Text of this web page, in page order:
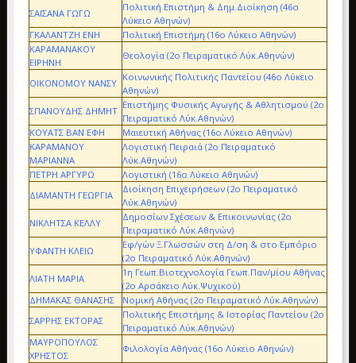
ΣΑΪΣΑΝΑ ΓΩΓΩ
Πολιτική Επιστήμη & Δημ.Διοίκηση (46ο
Λύκειο Αθηνών)
ΓΚΑΛΑΝΤΖΗ ΕΝΗ
Πολιτική Επιστήμη (16ο Λύκειο Αθηνών)
ΚΑΡΑΜΑΝΑΚΟΥ
ΕΙΡΗΝΗ
Θεολογία (2ο Πειραματικό Λύκ.Αθηνών)
ΟΙΚΟΝΟΜΟΥ ΝΑΝΣΥ
Κοινωνικής Πολιτικής Παντείου (46ο Λύκειο
Αθηνών)
ΣΠΑΝΟΥΔΗΣ ΔΗΜΗΤ
Επιστήμης Φυσικής Αγωγής & Αθλητισμού (2ο
Πειραματικό Λύκ.Αθηνών)
ΚΟΥΑΤΣ ΒΑΝ ΕΦΗ
Μαιευτική Αθήνας (16ο Λύκειο Αθηνών)
ΚΑΡΑΜΑΝΟΥ
ΜΑΡΙΑΝΝΑ
Λογιστική Πειραιά (2ο Πειραματικό
Λύκ.Αθηνών)
ΠΕΤΡΗ ΑΡΓΥΡΩ
Λογιστική (16ο Λύκειο Αθηνών)
ΔΙΑΜΑΝΤΗ ΓΕΩΡΓΙΑ
Διοίκηση Επιχειρήσεων (2ο Πειραματικό
Λύκ.Αθηνών)
ΝΙΚΛΗΤΣΑ ΚΕΛΛΥ
Δημοσίων Σχέσεων & Επικοινωνίας (2ο
Πειραματικό Λύκ.Αθηνών)
ΥΦΑΝΤΗ ΚΛΕΙΩ
Εφ/γών Ξ.Γλωσσών στη Δ/ση & στο Εμπόριο
(2ο Πειραματικό Λύκ.Αθηνών)
ΛΙΑΤΗ ΜΑΡΙΑ
1η Γεωπ.Βιοτεχνολογία Γεωπ.Παν/μίου Αθήνας
(2ο Αρσάκειο Λύκ.Ψυχικού)
ΔΗΜΑΚΑΣ ΘΑΝΑΣΗΣ
Νομική Αθήνας (2ο Πειραματικό Λύκ.Αθηνών)
ΣΑΡΡΗΣ ΕΚΤΟΡΑΣ
Πολιτικής Επιστήμης & Ιστορίας Παντείου (2ο
Πειραματικό Λύκ.Αθηνών)
ΜΑΥΡΟΠΟΥΛΟΣ
ΧΡΗΣΤΟΣ
Φιλολογία Αθήνας (16ο Λύκειο Αθηνών)